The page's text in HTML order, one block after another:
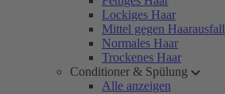
Lockiges Haar
Mittel gegen Haarausfall
Normales Haar
Trockenes Haar
Conditioner & Spülung
Alle anzeigen